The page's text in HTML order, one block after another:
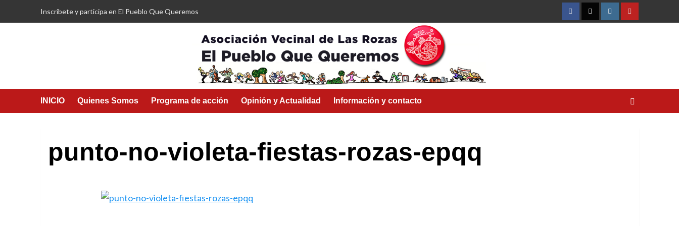
Inscríbete y participa en El Pueblo Que Queremos
FacebookTwitterInstagramYouTube
INICIO Quienes Somos Programa de acción Opinión y Actualidad Información y contacto
punto-no-violeta-fiestas-rozas-epqq